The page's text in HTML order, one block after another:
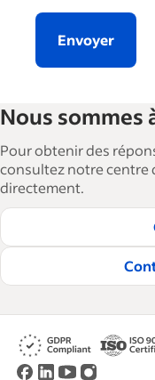
Envoyer
Nous sommes
Pour obtenir des
consultez notre centre
directement.